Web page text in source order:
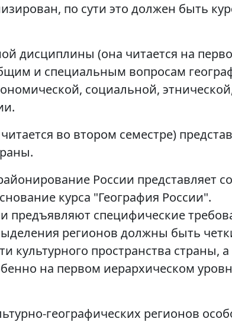
по сути это должен быть
дисциплины (она читается на
и специальным вопросам
социальной,
во втором семестре)
России представляет
курса "География России".
предъявляют специфические
регионов должны быть
культурного пространства страны, а
на первом иерархическом
географических регионов